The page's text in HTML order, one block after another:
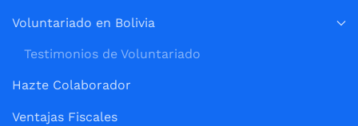
Voluntariado en Bolivia
Testimonios de Voluntariado
Hazte Colaborador
Ventajas Fiscales